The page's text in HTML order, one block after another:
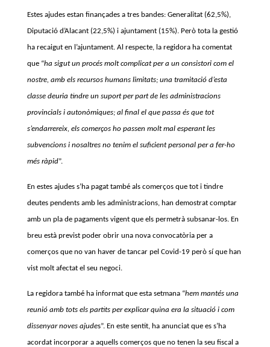
Estes ajudes estan finançades a tres bandes: Generalitat (62,5%),
Diputació d’Alacant (22,5%) i ajuntament (15%). Però tota la gestió
ha recaigut en l’ajuntament. Al respecte, la regidora ha comentat
que “ha sigut un procés molt complicat per a un consistori com el
nostre, amb els recursos humans limitats; una tramitació d’esta
classe deuria tindre un suport per part de les administracions
provincials i autonòmiques; al final el que passa és que tot
s’endarrereix, els comerços ho passen molt mal esperant les
subvencions i nosaltres no tenim el suficient personal per a fer-ho
més ràpid”.
En estes ajudes s’ha pagat també als comerços que tot i tindre
deutes pendents amb les administracions, han demostrat comptar
amb un pla de pagaments vigent que els permetrà subsanar-los. En
breu està previst poder obrir una nova convocatòria per a
comerços que no van haver de tancar pel Covid-19 però sí que han
vist molt afectat el seu negoci.
La regidora també ha informat que esta setmana “hem mantés una
reunió amb tots els partits per explicar quina era la situació i com
dissenyar noves ajudes”. En este sentit, ha anunciat que es s’ha
acordat incorporar a aquells comerços que no tenen la seu fiscal a